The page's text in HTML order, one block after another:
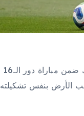
سيبدأ المدافع غاريل كوانساه في مركز الظهير الأيمن مع منتخب إنجلترا في مواجهة المكسيك ضمن مباراة دور الـ16
الأرض بنفس تشكيلته